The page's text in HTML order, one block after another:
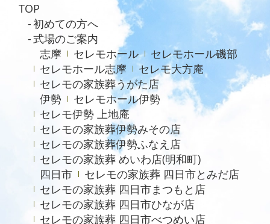
TOP
初めての方へ
式場のご案内
志摩
セレモホール
セレモホール磯部
セレモホール志摩
セレモ大方庵
セレモの家族葬うがた店
伊勢
セレモホール伊勢
セレモ伊勢 上地庵
セレモの家族葬伊勢みその店
セレモの家族葬伊勢ふなえ店
セレモの家族葬 めいわ店(明和町)
四日市
セレモの家族葬 四日市とみだ店
セレモの家族葬 四日市まつもと店
セレモの家族葬 四日市ひなが店
セレモの家族葬 四日市べつめい店